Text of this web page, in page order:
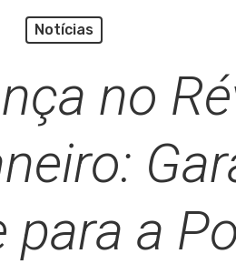
Notícias
no
para a